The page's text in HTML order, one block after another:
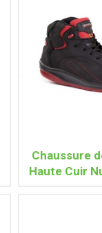
Chaussure
Haute Cuir